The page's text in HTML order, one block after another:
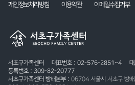
개인정보처리방침 이용약관 이메일수집거부
서초구가족센터 대표번호 : 02-576-2851~4
등록번호 : 309-82-20777
서초구가족센터 방배본부 : 06704 서울시 서초구 방